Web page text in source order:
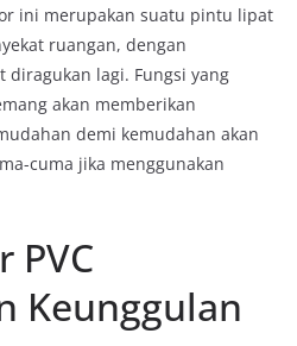
ini merupakan suatu pintu lipat
ruangan, dengan
diragukan lagi. Fungsi yang
akan memberikan
demi kemudahan akan
cuma jika menggunakan
PVC
Keunggulan